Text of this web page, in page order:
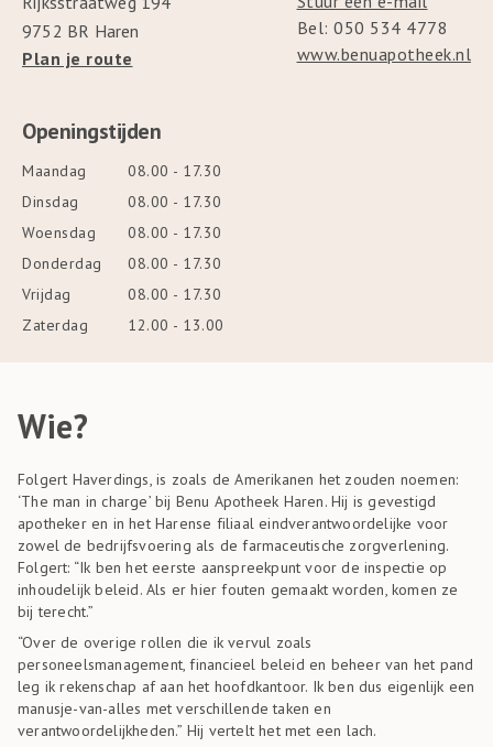
9752 BR Haren
Plan je route
Bel: 050 534 4778
www.benuapotheek.nl
Openingstijden
Maandag
08.00 - 17.30
Dinsdag
08.00 - 17.30
Woensdag
08.00 - 17.30
Donderdag
08.00 - 17.30
Vrijdag
08.00 - 17.30
Zaterdag
12.00 - 13.00
Wie?
Folgert Haverdings, is zoals de Amerikanen het zouden noemen:
‘The man in charge’ bij Benu Apotheek Haren. Hij is gevestigd
apotheker en in het Harense filiaal eindverantwoordelijke voor
zowel de bedrijfsvoering als de farmaceutische zorgverlening.
Folgert: “Ik ben het eerste aanspreekpunt voor de inspectie op
inhoudelijk beleid. Als er hier fouten gemaakt worden, komen ze
bij terecht.”
“Over de overige rollen die ik vervul zoals
personeelsmanagement, financieel beleid en beheer van het pand
leg ik rekenschap af aan het hoofdkantoor. Ik ben dus eigenlijk een
manusje-van-alles met verschillende taken en
verantwoordelijkheden.” Hij vertelt het met een lach.